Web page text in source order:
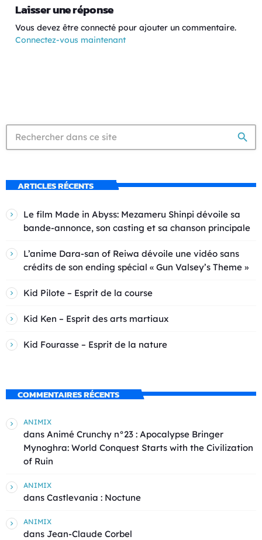
Laisser une réponse
Vous devez être connecté pour ajouter un commentaire.
Connectez-vous maintenant
search
ARTICLES RÉCENTS
Le film Made in Abyss: Mezameru Shinpi dévoile sa
bande-annonce, son casting et sa chanson principale
L’anime Dara-san of Reiwa dévoile une vidéo sans
crédits de son ending spécial « Gun Valsey’s Theme »
Kid Pilote – Esprit de la course
Kid Ken – Esprit des arts martiaux
Kid Fourasse – Esprit de la nature
COMMENTAIRES RÉCENTS
ANIMIX
dans Animé Crunchy n°23 : Apocalypse Bringer
Mynoghra: World Conquest Starts with the Civilization
of Ruin
ANIMIX
dans Castlevania : Noctune
ANIMIX
dans Jean-Claude Corbel